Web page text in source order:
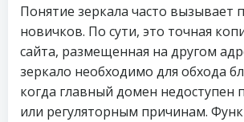
Понятие зеркала часто вызывает
новичков. По сути, это точная
сайта, размещенная на другом
зеркало необходимо для обхода
когда главный домен недоступен
или регуляторным причинам.